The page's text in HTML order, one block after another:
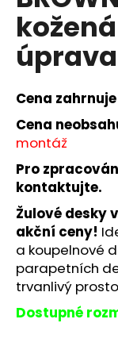
0,0
5
hvězdiček.
úprava
Cena
Cena
montáž
Pro
kontaktujte.
Žulové desky
akční ceny!
a koupelnové
parapetních
trvanlivý
Dostupné
a
j
í
?
D
o
p
o
r